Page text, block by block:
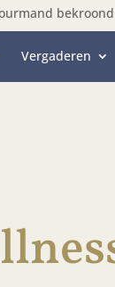
Vergaderen